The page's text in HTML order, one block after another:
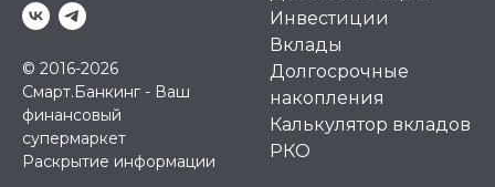
© 2016-2026
Смарт.Банкинг - Ваш
финансовый
супермаркет
Раскрытие информации
Инвестиции
Вклады
Долгосрочные
накопления
Калькулятор вкладов
РКО